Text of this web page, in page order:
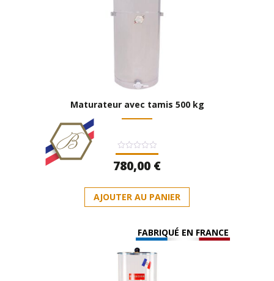
Maturateur avec tamis 500 kg
Note
0
sur
780,00 €
AJOUTER AU PANIER
FABRIQUÉ EN FRANCE